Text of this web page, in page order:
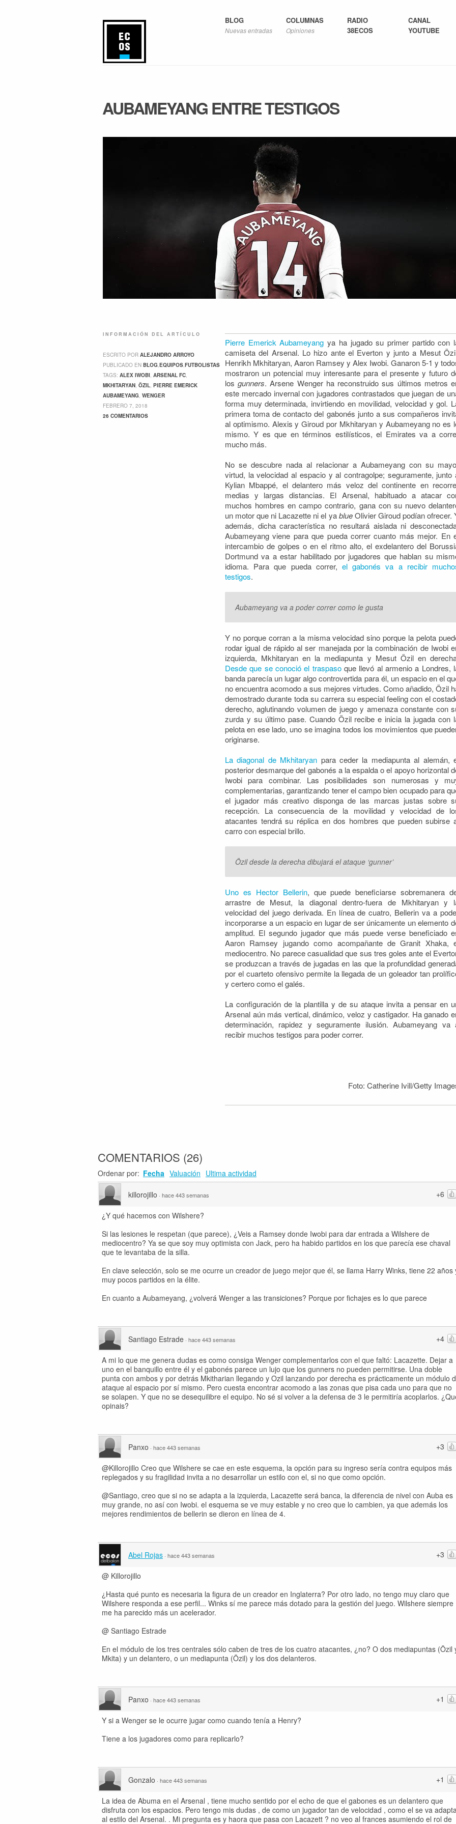
BLOG
Nuevas entradas
COLUMNAS
Opiniones
RADIO
38ECOS
CANAL
YOUTUBE
AUBAMEYANG ENTRE TESTIGOS
Pierre Emerick Aubameyang ya ha jugado su primer partido con
camiseta del Arsenal. Lo hizo ante el Everton y junto a Mesut
Henrikh Mkhitaryan, Aaron Ramsey y Alex Iwobi. Ganaron 5-1 y
mostraron un potencial muy interesante para el presente y futuro
losgunners. Arsene Wenger ha reconstruido sus últimos metros
este mercado invernal con jugadores contrastados que juegan de
forma muy determinada, invirtiendo en movilidad, velocidad y gol.
primera toma de contacto del gabonés junto a sus compañeros
al optimismo. Alexis y Giroud por Mkhitaryan y Aubameyang no es
mismo. Y es que en términos estilísticos, el Emirates va a
mucho más.
No se descubre nada al relacionar a Aubameyang con su
virtud, la velocidad al espacio y al contragolpe; seguramente, junto
Kylian Mbappé, el delantero más veloz del continente en
medias y largas distancias. El Arsenal, habituado a atacar
muchos hombres en campo contrario, gana con su nuevo
un motor que ni Lacazette ni el yablueOlivier Giroud podían ofrecer.
además, dicha característica no resultará aislada ni
Aubameyang viene para que pueda correr cuanto más mejor. En
intercambio de golpes o en el ritmo alto, el exdelantero del
Dortmund va a estar habilitado por jugadores que hablan su
idioma. Para que pueda correr, el gabonés va a recibir
testigos.
Aubameyang va a poder correr como le gusta
Y no porque corran a la misma velocidad sino porque la pelota
rodar igual de rápido al ser manejada por la combinación de Iwobi
izquierda, Mkhitaryan en la mediapunta y Mesut Özil en
Desde que se conoció el traspasoque llevó al armenio a Londres,
banda parecía un lugar algo controvertida para él, un espacio en el
no encuentra acomodo a sus mejores virtudes. Como añadido, Özil
demostrado durante toda su carrera su especial feeling con el
derecho, aglutinando volumen de juego y amenaza constante con
zurda y su último pase. Cuando Özil recibe e inicia la jugada con
pelota en ese lado, uno se imagina todos los movimientos que
originarse.
La diagonal de Mkhitaryan para ceder la mediapunta al alemán,
posterior desmarque del gabonés a la espalda o el apoyo horizontal
Iwobi para combinar. Las posibilidades son numerosas y
complementarias, garantizando tener el campo bien ocupado para
el jugador más creativo disponga de las marcas justas sobre
recepción. La consecuencia de la movilidad y velocidad de
atacantes tendrá su réplica en dos hombres que pueden subirse
carro con especial brillo.
Özil desde la derecha dibujará el ataque ‘gunner’
Uno es Hector Bellerin, que puede beneficiarse sobremanera
arrastre de Mesut, la diagonal dentro-fuera de Mkhitaryan y
velocidad del juego derivada. En línea de cuatro, Bellerin va a
incorporarse a un espacio en lugar de ser únicamente un elemento
amplitud. El segundo jugador que más puede verse beneficiado
Aaron Ramsey jugando como acompañante de Granit Xhaka,
mediocentro. No parece casualidad que sus tres goles ante el
se produzcan a través de jugadas en las que la profundidad
por el cuarteto ofensivo permite la llegada de un goleador tan
y certero como el galés.
La configuración de la plantilla y de su ataque invita a pensar en
Arsenal aún más vertical, dinámico, veloz y castigador. Ha ganado
determinación, rapidez y seguramente ilusión. Aubameyang va
recibir muchos testigos para poder correr.
Foto: Catherine Ivill/Getty
INFORMACIÓN DEL ARTÍCULO
ESCRITO POR ALEJANDRO ARROYO
PUBLICADO EN BLOG,EQUIPOS,FUTBOLISTAS
TAGS: ALEX IWOBI, ARSENAL FC,
MKHITARYAN, ÖZIL, PIERRE EMERICK
AUBAMEYANG, WENGER
FEBRERO 7, 2018
26 COMENTARIOS
COMENTARIOS (26)
Ordenar por: Fecha Valuación Ultima actividad
+6
killorojillo · hace 443 semanas
¿Y qué hacemos con Wilshere?
Si las lesiones le respetan (que parece), ¿Veis a Ramsey donde Iwobi para dar entrada a Wilshere de
mediocentro? Ya se que soy muy optimista con Jack, pero ha habido partidos en los que parecía ese chaval
que te levantaba de la silla.
En clave selección, solo se me ocurre un creador de juego mejor que él, se llama Harry Winks, tiene 22 años
muy pocos partidos en la élite.
En cuanto a Aubameyang, ¿volverá Wenger a las transiciones? Porque por fichajes es lo que parece
+4
Santiago Estrade · hace 443 semanas
A mi lo que me genera dudas es como consiga Wenger complementarlos con el que faltó: Lacazette. Dejar a
uno en el banquillo entre él y el gabonés parece un lujo que los gunners no pueden permitirse. Una doble
punta con ambos y por detrás Mkitharian llegando y Ozil lanzando por derecha es prácticamente un módulo
ataque al espacio por sí mismo. Pero cuesta encontrar acomodo a las zonas que pisa cada uno para que no
se solapen. Y que no se desequilibre el equipo. No sé si volver a la defensa de 3 le permitiría acoplarlos.
opinais?
+3
Panxo · hace 443 semanas
@Killorojillo Creo que Wilshere se cae en este esquema, la opción para su ingreso sería contra equipos más
replegados y su fragilidad invita a no desarrollar un estilo con el, si no que como opción.
@Santiago, creo que si no se adapta a la izquierda, Lacazette será banca, la diferencia de nivel con Auba es
muy grande, no así con Iwobi. el esquema se ve muy estable y no creo que lo cambien, ya que además los
mejores rendimientos de bellerin se dieron en línea de 4.
+3
Abel Rojas · hace 443 semanas
@ Killorojillo
¿Hasta qué punto es necesaria la figura de un creador en Inglaterra? Por otro lado, no tengo muy claro que
Wilshere responda a ese perfil... Winks sí me parece más dotado para la gestión del juego. Wilshere siempre
me ha parecido más un acelerador.
@ Santiago Estrade
En el módulo de los tres centrales sólo caben de tres de los cuatro atacantes, ¿no? O dos mediapuntas (Özil
Mkita) y un delantero, o un mediapunta (Özil) y los dos delanteros.
+1
Panxo · hace 443 semanas
Y si a Wenger se le ocurre jugar como cuando tenía a Henry?
Tiene a los jugadores como para replicarlo?
+1
Gonzalo · hace 443 semanas
La idea de Abuma en el Arsenal , tiene mucho sentido por el echo de que el gabones es un delantero que
disfruta con los espacios. Pero tengo mis dudas , de como un jugador tan de velocidad , como el se va
al estilo del Arsenal. . Mi pregunta es y haora que pasa con Lacazett ? no veo al frances asumiendo el rol de